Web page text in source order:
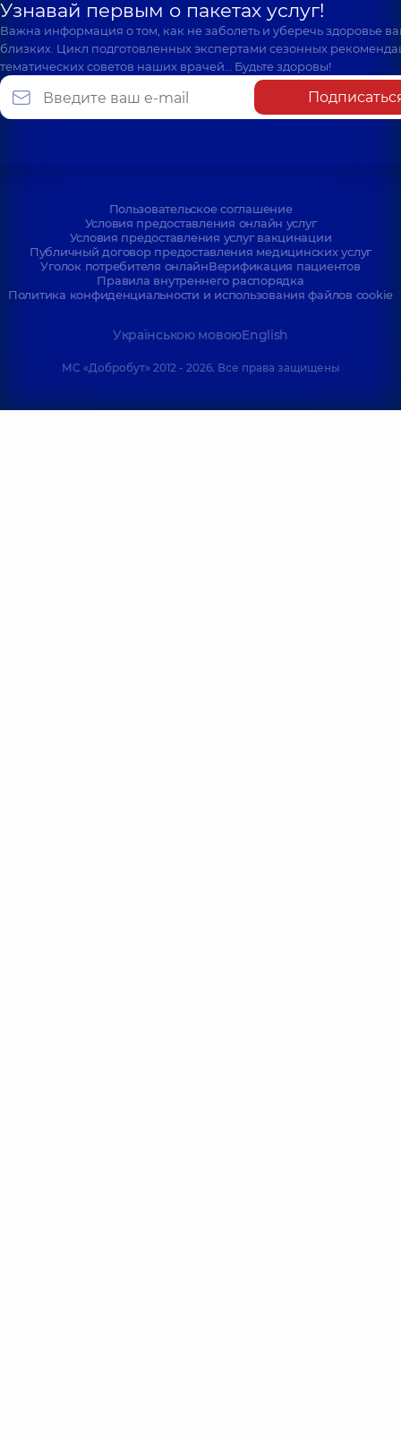
Узнавай первым о пакетах услуг!
Важна информация о том, как не заболеть и уберечь здоровье
близких. Цикл подготовленных экспертами сезонных
тематических советов наших врачей… Будьте здоровы!
Пользовательское соглашение
Условия предоставления онлайн услуг
Условия предоставления услуг вакцинации
Публичный договор предоставления медицинских услуг
Уголок потребителя онлайнВерификация пациентов
Правила внутреннего распорядка
Политика конфиденциальности и использования файлов cookie
Українською мовоюEnglish
МС «Добробут» 2012 - 2026. Все права защищены